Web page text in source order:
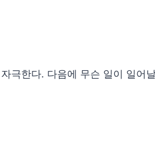
극한다. 다음에 무슨 일이 일어